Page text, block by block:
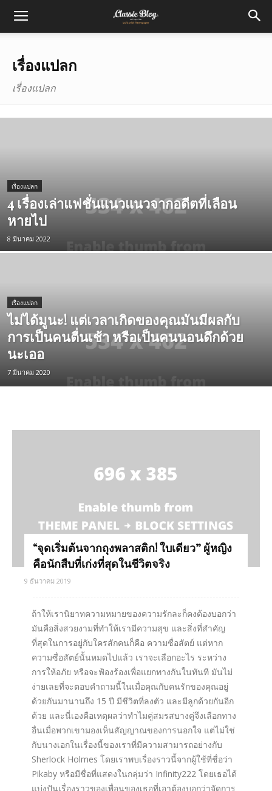
เรื่องแปลก
เรื่องแปลก
เรื่องแปลก
4 เรื่องเล่าแฟชั่นแนวแนวจากอดีตที่เลือน
หายไป
8 มีนาคม 2022
เรื่องแปลก
ไม่ได้มูนะ! แต่เวลาเกิดของคุณมันมีผลกับ
การเป็นคนตื่นเช้า หรือเป็นคนนอนดึกด้วย
นะเออ
7 มีนาคม 2020
“จุดเริ่มต้นจากถุงพลาสติก! ใบเดียว” ผู้หญิง
คือนักสืบที่เก่งที่สุดในชีวิตจริง
9 ธันวาคม 2019
ถ้าให้เรานิยาทความหมายของความรักละก็คงต้องบอกว่า
มันคือสิ่งสวยงามที่ทำให้เรามีความสุข และสิ่งที่สำคัญ
ที่สุดในการอยู่กับใครสักคนก็คือ ความซื่อสัตย์ แต่หาก
ความซื่อสัตย์นั้นหมดไปแล้ว เราจะเลือกอะไร ระหว่าง
การให้อภัย หรือจะฟ้องร้องเพื่อแยกทางกันในทันที มันไม่
ง่ายเลยที่จะตอบคำถามนี้ในเมื่อคุณกับคนรักของคุณอยู่
ด้วยกันมานานถึง 15 ปี มีชีวิตที่ลงตัว และมีลูกด้วยกันอีก
ด้วย และนี่เองคือเหตุผลว่าทำไมคู่สมรสบางคู่จึงเลือกทาง
อื่นเมื่อพวกเขามองเห็นสัญญาณของการนอกใจ แต่ไม่ใช่
กับนางเอกในเรื่องนี้ของเราที่มีความสามารถอย่างกับ
Sherlock Holmes โดยเราพบเรื่องราวนี้จากผู้ใช้ที่ชื่อว่า
Pikaby หรือมีชื่อที่แสดงในกลุ่มว่า Infinity222 โดยเธอได้
แบ่งปันเรื่องราวของเพื่อนของเธอที่เอาต้องบอกว่าจัดการ